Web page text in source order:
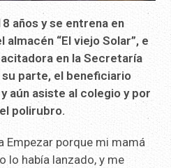
años y se entrena en
“El viejo Solar”, e
en la Secretaría
parte, el beneficiario
aún asiste al colegio y por
polirubro.
Empezar porque mi mamá
lo había lanzado, y me